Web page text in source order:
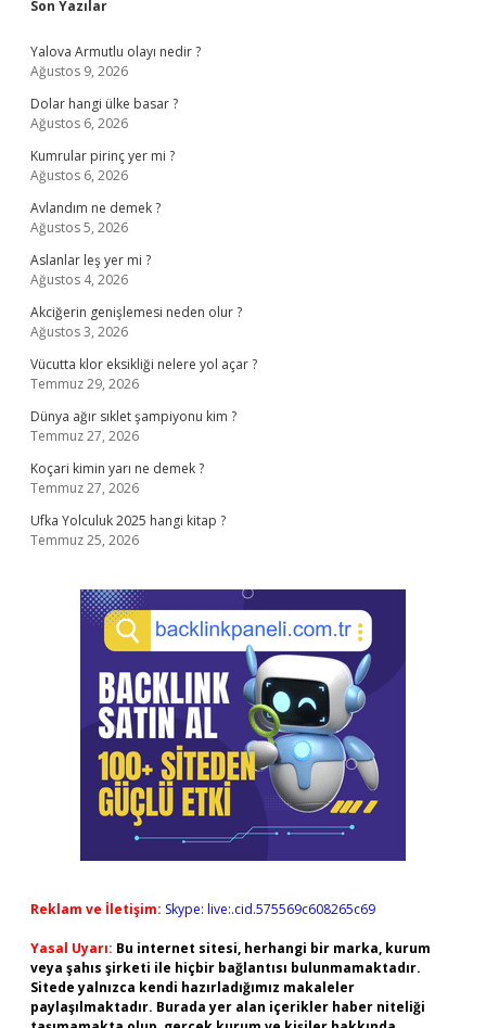
Sidebar
Son Yazılar
Yalova Armutlu olayı nedir ?
Ağustos 9, 2026
Dolar hangi ülke basar ?
Ağustos 6, 2026
Kumrular pirinç yer mi ?
Ağustos 6, 2026
Avlandım ne demek ?
Ağustos 5, 2026
Aslanlar leş yer mi ?
Ağustos 4, 2026
Akciğerin genişlemesi neden olur ?
Ağustos 3, 2026
Vücutta klor eksikliği nelere yol açar ?
Temmuz 29, 2026
Dünya ağır sıklet şampiyonu kim ?
Temmuz 27, 2026
Koçari kimin yarı ne demek ?
Temmuz 27, 2026
Ufka Yolculuk 2025 hangi kitap ?
Temmuz 25, 2026
Reklam ve İletişim: Skype: live:.cid.575569c608265c69
Yasal Uyarı: Bu internet sitesi, herhangi bir marka, kurum
veya şahıs şirketi ile hiçbir bağlantısı bulunmamaktadır.
Sitede yalnızca kendi hazırladığımız makaleler
paylaşılmaktadır. Burada yer alan içerikler haber niteliği